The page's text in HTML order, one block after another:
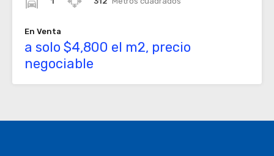
En Venta
a solo $4,800 el m2, precio
negociable